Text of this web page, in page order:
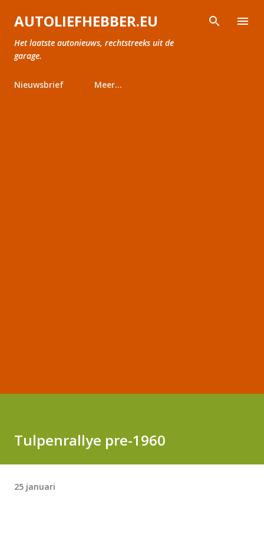
Doorgaan naar hoofdcontent
AUTOLIEFHEBBER.EU
Het laatste autonieuws, rechtstreeks uit de
garage.
Nieuwsbrief Meer…
Tulpenrallye pre-1960
25 januari